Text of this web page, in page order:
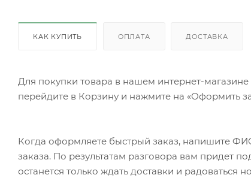
КАК КУПИТЬ ОПЛАТА ДОСТАВКА
Для покупки товара в нашем интернет-
перейдите в Корзину и нажмите на «Оформить
Когда оформляете быстрый заказ, напишите
заказа. По результатам разговора вам придет
останется только ждать доставки и радоваться